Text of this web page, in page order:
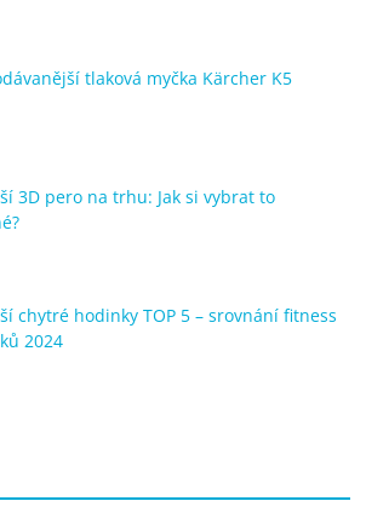
tlaková myčka Kärcher K5
3D pero na trhu: Jak si vybrat to
chytré hodinky TOP 5 – srovnání fitness
2024